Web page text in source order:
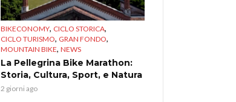
BIKECONOMY, CICLO STORICA,
CICLO TURISMO, GRAN FONDO,
MOUNTAIN BIKE, NEWS
La Pellegrina Bike Marathon:
Storia, Cultura, Sport, e Natura
2 giorni ago